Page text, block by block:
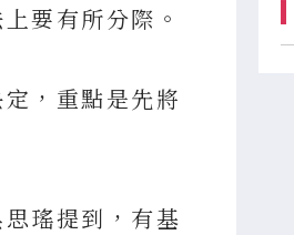
要有所分際。
，重點是先將
瑤提到，有基